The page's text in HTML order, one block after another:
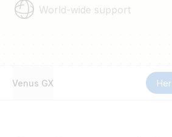
World-wide support
Venus GX